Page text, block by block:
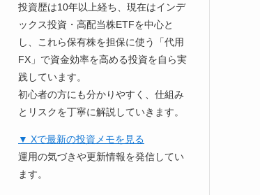
投資歴は10年以上経ち、現在はインデ
ックス投資・高配当株ETFを中心と
し、これら保有株を担保に使う「代用
FX」で資金効率を高める投資を自ら実
践しています。
初心者の方にも分かりやすく、仕組み
とリスクを丁寧に解説していきます。
▼ Xで最新の投資メモを見る
運用の気づきや更新情報を発信してい
ます。